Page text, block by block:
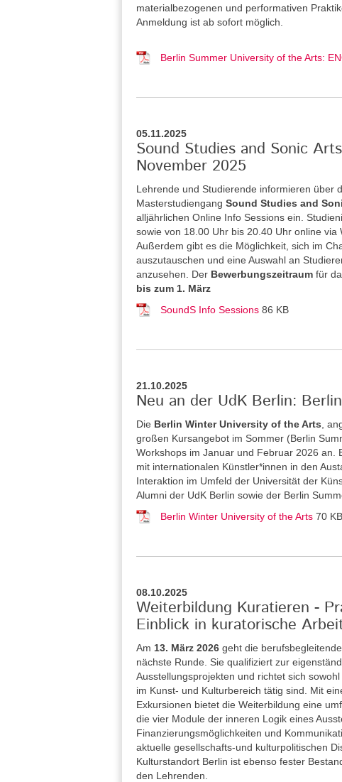
materialbezogenen und performativen
Anmeldung ist ab sofort möglich.
Berlin Summer University of the Arts:
05.11.2025
Sound Studies and Sonic
November 2025
Lehrende und Studierende informieren über
Masterstudiengang Sound Studies and
alljährlichen Online Info Sessions ein.
sowie von 18.00 Uhr bis 20.40 Uhr online
Außerdem gibt es die Möglichkeit, sich im
auszutauschen und eine Auswahl an
anzusehen. Der Bewerbungszeitraum für
bis zum 1. März
SoundS Info Sessions 86 KB
21.10.2025
Neu an der UdK Berlin:
Die Berlin Winter University of the Arts ,
großen Kursangebot im Sommer (Berlin
Workshops im Januar und Februar 2026 an.
mit internationalen Künstler*innen in den
Interaktion im Umfeld der Universität der
Alumni der UdK Berlin sowie der Berlin
Berlin Winter University of the Arts 70 KB
08.10.2025
Weiterbildung Kuratieren -
Einblick in kuratorische
Am 13. März 2026 geht die
nächste Runde. Sie qualifiziert zur
Ausstellungsprojekten und richtet sich
im Kunst- und Kulturbereich tätig sind. Mit
Exkursionen bietet die Weiterbildung eine
die vier Module der inneren Logik eines
Finanzierungsmöglichkeiten und
aktuelle gesellschafts-und kulturpolitischen
Kulturstandort Berlin ist ebenso fester
den Lehrenden.